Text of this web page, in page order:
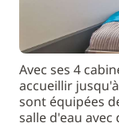
Avec ses 4
accueillir
sont équipées
salle d'eau